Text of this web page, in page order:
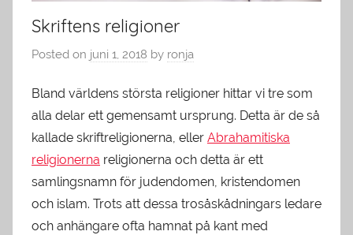
Skriftens religioner
Posted on juni 1, 2018 by ronja
Bland världens största religioner hittar vi tre som
alla delar ett gemensamt ursprung. Detta är de så
kallade skriftreligionerna, eller Abrahamitiska
religionerna religionerna och detta är ett
samlingsnamn för judendomen, kristendomen
och islam. Trots att dessa trosåskådningars ledare
och anhängare ofta hamnat på kant med